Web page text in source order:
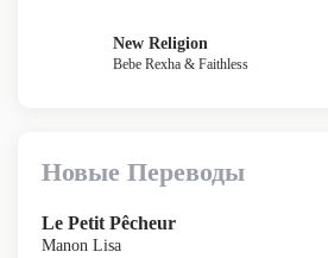
New Religion
Bebe Rexha & Faithless
Новые Переводы
Le Petit Pêcheur
Manon Lisa